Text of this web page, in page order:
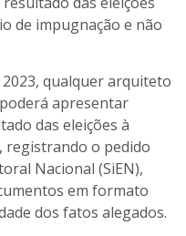
de impugnação e não
qualquer arquiteto
apresentar
das eleições à
registrando o pedido
Nacional (SiEN),
em formato
dos fatos alegados.